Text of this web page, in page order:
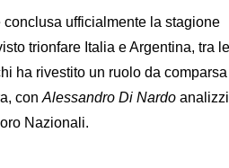
conclusa ufficialmente la stagione
trionfare Italia e Argentina, tra
ha rivestito un ruolo da
conAlessandro Di Nardo
Nazionali.